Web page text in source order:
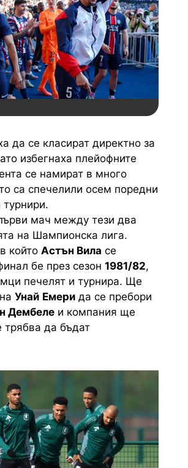
да се класират директно за
избегнаха плейофните
се намират в много
са спечелили осем поредни
мач между тези два
на Шампионска лига.
който Астън Вила се
бе през сезон 1981/82,
печелят и турнира. Ще
Унай Емери да се пребори
Дембеле и компания ще
да бъдат